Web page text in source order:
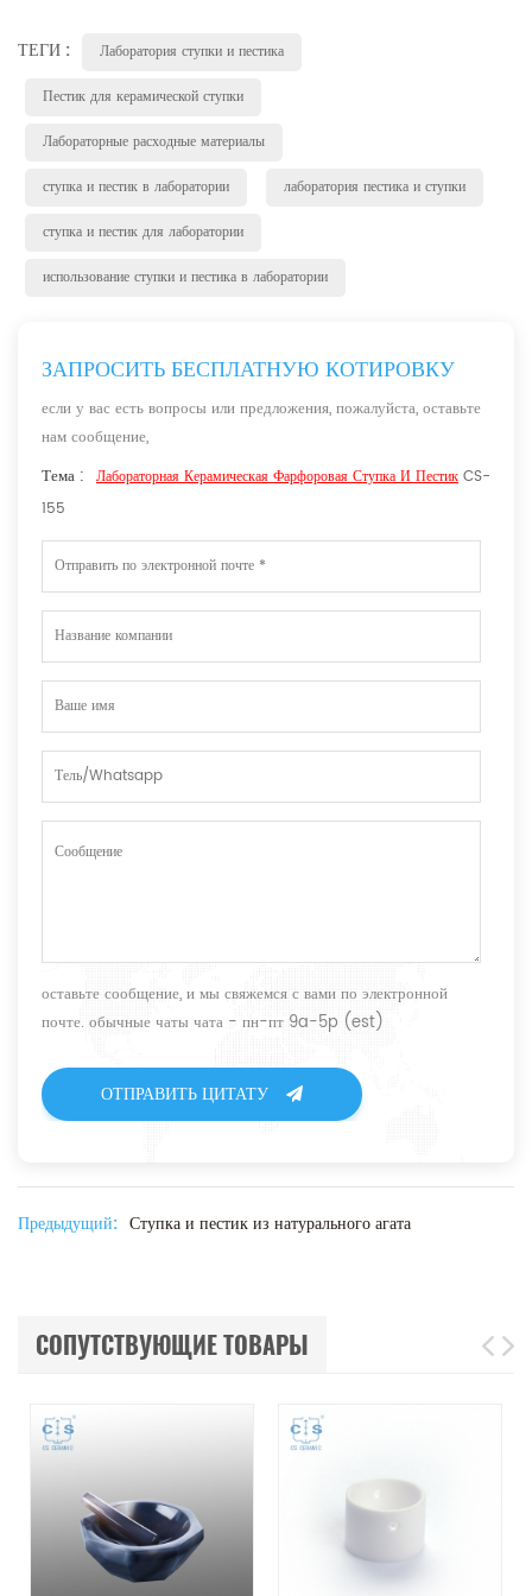
ТЕГИ :
Лаборатория ступки и пестика
Пестик для керамической ступки
Лабораторные расходные материалы
ступка и пестик в лаборатории
лаборатория пестика и ступки
ступка и пестик для лаборатории
использование ступки и пестика в лаборатории
ЗАПРОСИТЬ БЕСПЛАТНУЮ КОТИРОВКУ
если у вас есть вопросы или предложения, пожалуйста, оставьте
нам сообщение,
Тема : Лабораторная Керамическая Фарфоровая Ступка И Пестик CS-
155
оставьте сообщение, и мы свяжемся с вами по электронной
почте. обычные чаты чата - пн-пт 9a-5p (est)
ОТПРАВИТЬ ЦИТАТУ
Предыдущий: Ступка и пестик из натурального агата
СОПУТСТВУЮЩИЕ ТОВАРЫ